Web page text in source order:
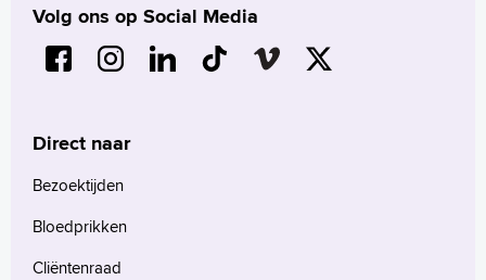
Volg ons op Social Media
Direct naar
Bezoektijden
Bloedprikken
Cliëntenraad